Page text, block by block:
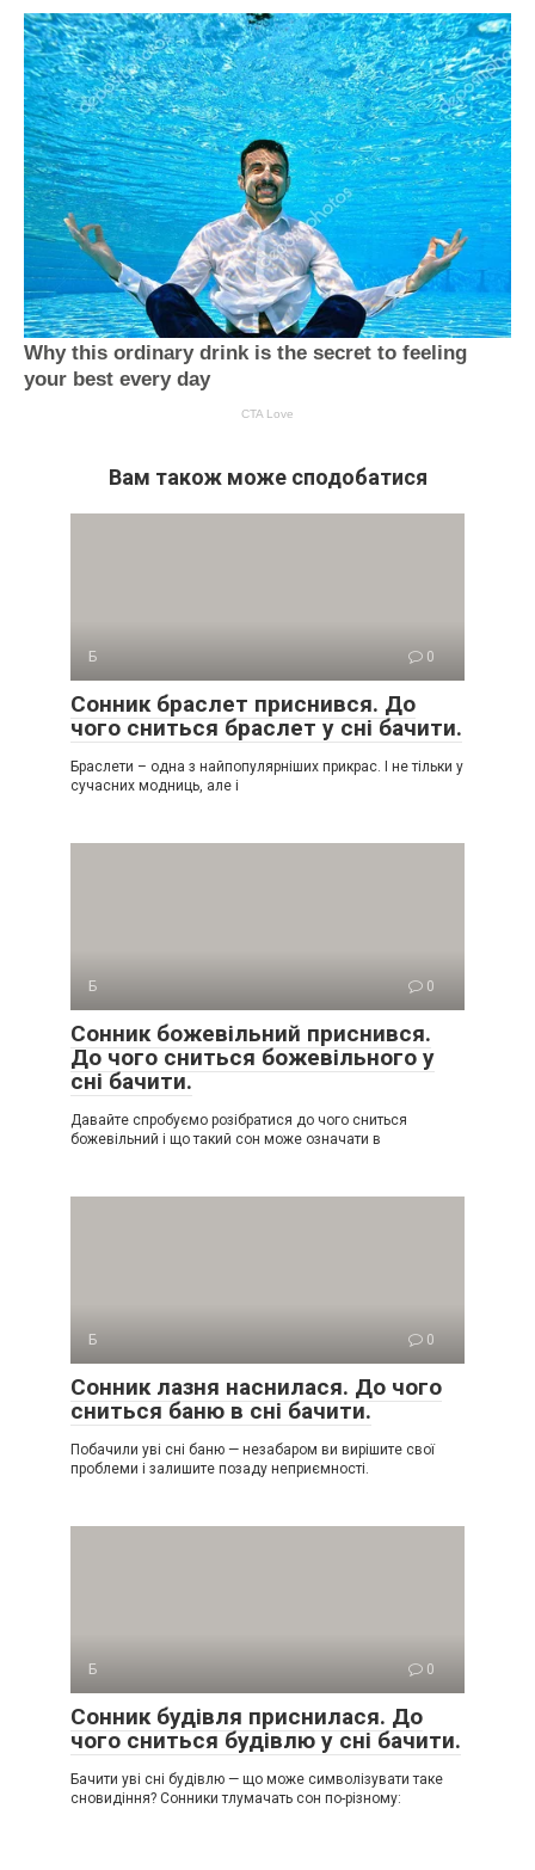
Вам також може сподобатися
Б 0
Сонник браслет приснився. До
чого сниться браслет у сні бачити.
Браслети – одна з найпопулярніших прикрас. І не тільки у
сучасних модниць, але і
Б 0
Сонник божевільний приснився.
До чого сниться божевільного у
сні бачити.
Давайте спробуємо розібратися до чого сниться
божевільний і що такий сон може означати в
Б 0
Сонник лазня наснилася. До чого
сниться баню в сні бачити.
Побачили уві сні баню — незабаром ви вирішите свої
проблеми і залишите позаду неприємності.
Б 0
Сонник будівля приснилася. До
чого сниться будівлю у сні бачити.
Бачити уві сні будівлю — що може символізувати таке
сновидіння? Сонники тлумачать сон по-різному: